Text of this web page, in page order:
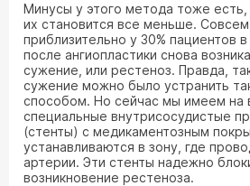
Минусы у этого метода тоже
их становится все меньше.
приблизительно у 30% пациентов
после ангиопластики снова
сужение, или рестеноз. Правда,
сужение можно было устранить
способом. Но сейчас мы имеем на
специальные внутрисосудистые
(стенты) с медикаментозным
устанавливаются в зону, где
артерии. Эти стенты надежно
возникновение рестеноза.